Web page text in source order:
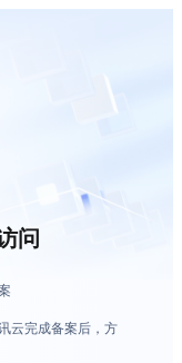
问
云完成备案后，方